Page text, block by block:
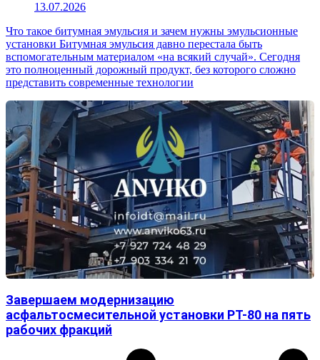
13.07.2026
Что такое битумная эмульсия и зачем нужны эмульсионные
установки Битумная эмульсия давно перестала быть
вспомогательным материалом «на всякий случай». Сегодня
это полноценный дорожный продукт, без которого сложно
представить современные технологии
Завершаем модернизацию
асфальтосмесительной установки РТ-80 на пять
рабочих фракций